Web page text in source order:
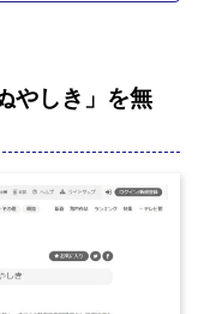
やしき」を無